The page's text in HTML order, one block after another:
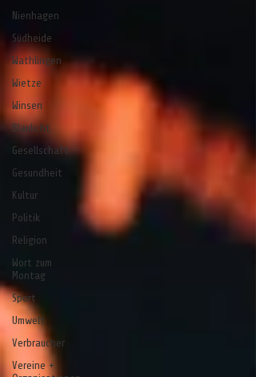
Nienhagen
Südheide
Wathlingen
Wietze
Winsen
Blaulicht
Gesellschaft
Gesundheit
Kultur
Politik
Religion
Wort zum
Montag
Sport
Umwelt
Verbraucher
Vereine +